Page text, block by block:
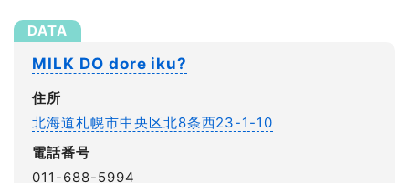
MILK DO dore iku?
住所
北海道札幌市中央区北8条西23-1-10
電話番号
011-688-5994